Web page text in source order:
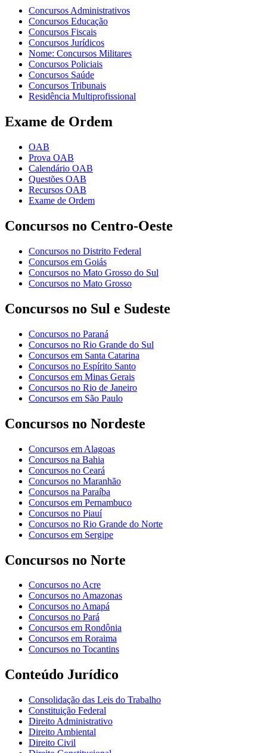
Concursos Administrativos
Concursos Educação
Concursos Fiscais
Concursos Jurídicos
Nome: Concursos Militares
Concursos Policiais
Concursos Saúde
Concursos Tribunais
Residência Multiprofissional
Exame de Ordem
OAB
Prova OAB
Calendário OAB
Questões OAB
Recursos OAB
Exame de Ordem
Concursos no Centro-Oeste
Concursos no Distrito Federal
Concursos em Goiás
Concursos no Mato Grosso do Sul
Concursos no Mato Grosso
Concursos no Sul e Sudeste
Concursos no Paraná
Concursos no Rio Grande do Sul
Concursos em Santa Catarina
Concursos no Espírito Santo
Concursos em Minas Gerais
Concursos no Rio de Janeiro
Concursos em São Paulo
Concursos no Nordeste
Concursos em Alagoas
Concursos na Bahia
Concursos no Ceará
Concursos no Maranhão
Concursos na Paraíba
Concursos em Pernambuco
Concursos no Piauí
Concursos no Rio Grande do Norte
Concursos em Sergipe
Concursos no Norte
Concursos no Acre
Concursos no Amazonas
Concursos no Amapá
Concursos no Pará
Concursos em Rondônia
Concursos em Roraima
Concursos no Tocantins
Conteúdo Jurídico
Consolidação das Leis do Trabalho
Constituição Federal
Direito Administrativo
Direito Ambiental
Direito Civil